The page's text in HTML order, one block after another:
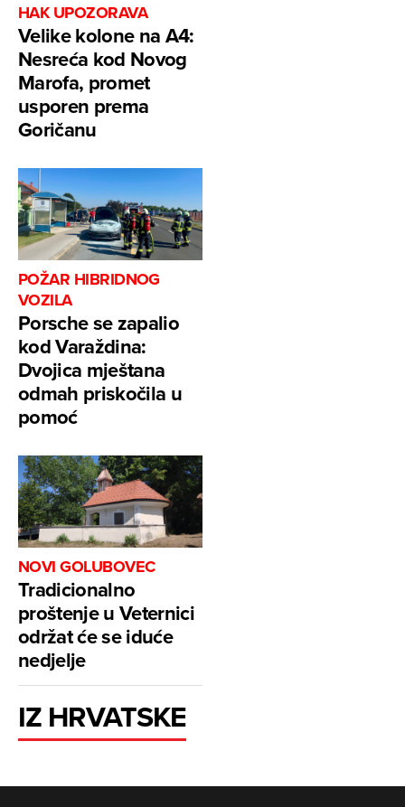
HAK UPOZORAVA
Velike kolone na A4:
Nesreća kod Novog
Marofa, promet
usporen prema
Goričanu
POŽAR HIBRIDNOG
VOZILA
Porsche se zapalio
kod Varaždina:
Dvojica mještana
odmah priskočila u
pomoć
NOVI GOLUBOVEC
Tradicionalno
proštenje u Veternici
održat će se iduće
nedjelje
IZ HRVATSKE